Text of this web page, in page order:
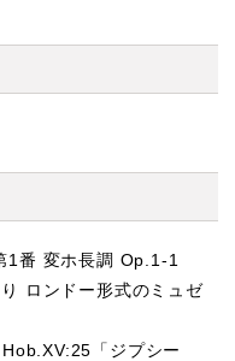
1番 変ホ長調 Op.1-1
ロンドー形式のミュゼ
「ジプシー